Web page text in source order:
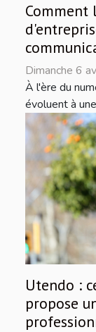
Comment
Dimanche 6
À l'ère du
évoluent à
Utendo :
propose